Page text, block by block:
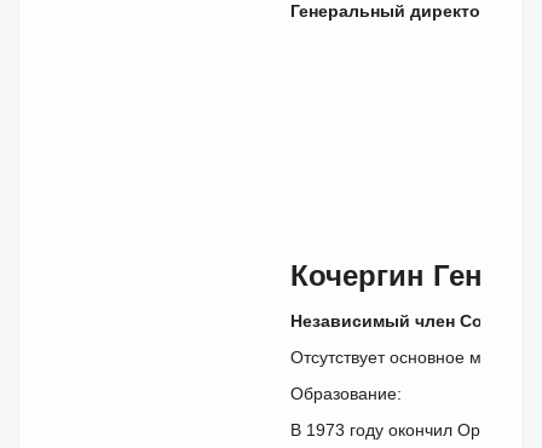
Генеральный директор ООО
Кочергин
Независимый член Совета
Отсутствует основное место
Образование:
В 1973 году окончил